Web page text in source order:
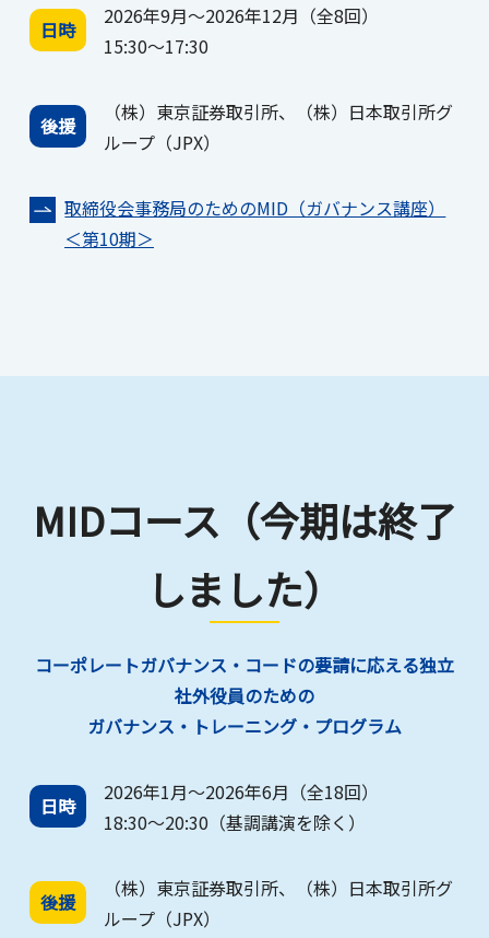
日時
2026年9月～2026年12月（全8回）
15:30～17:30
後援
（株）東京証券取引所、（株）日本取引所グ
ループ（JPX）
取締役会事務局のためのMID（ガバナンス講座）
＜第10期＞
MIDコース（今期は終了
しました）
コーポレートガバナンス・コードの要請に応える独立
社外役員のための
ガバナンス・トレーニング・プログラム
日時
2026年1月～2026年6月（全18回）
18:30～20:30（基調講演を除く）
後援
（株）東京証券取引所、（株）日本取引所グ
ループ（JPX）